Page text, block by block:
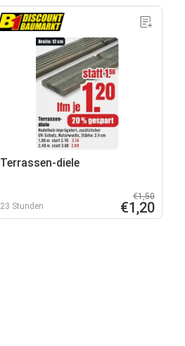
Terrassen-diele
23 Stunden
€1,50
€1,20